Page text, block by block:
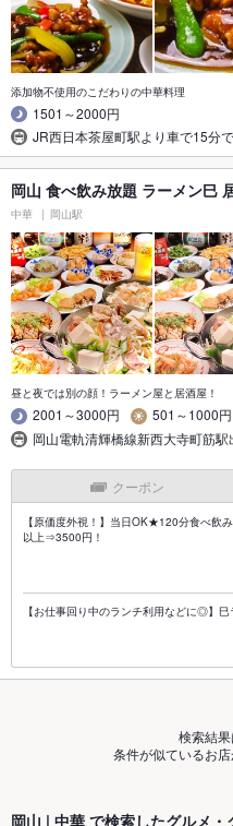
添加物不使用のこだわりの中華料理
1501～2000円
JR西日本茶屋町駅より車で15分
岡山 食べ飲み放題 ラーメン巳
中華 岡山駅
昼と夜では別の顔！ラーメン屋と居酒屋！
2001～3000円
501～1000円
岡山電軌清輝橋線新西大寺町筋
クーポン
【原価度外視！】当日OK★120分食べ
以上⇒3500円！
【お仕事回り中のランチ利用などに◎】
検索結果
条件が似ているお
岡山 | 中華 で検索したグルメ・